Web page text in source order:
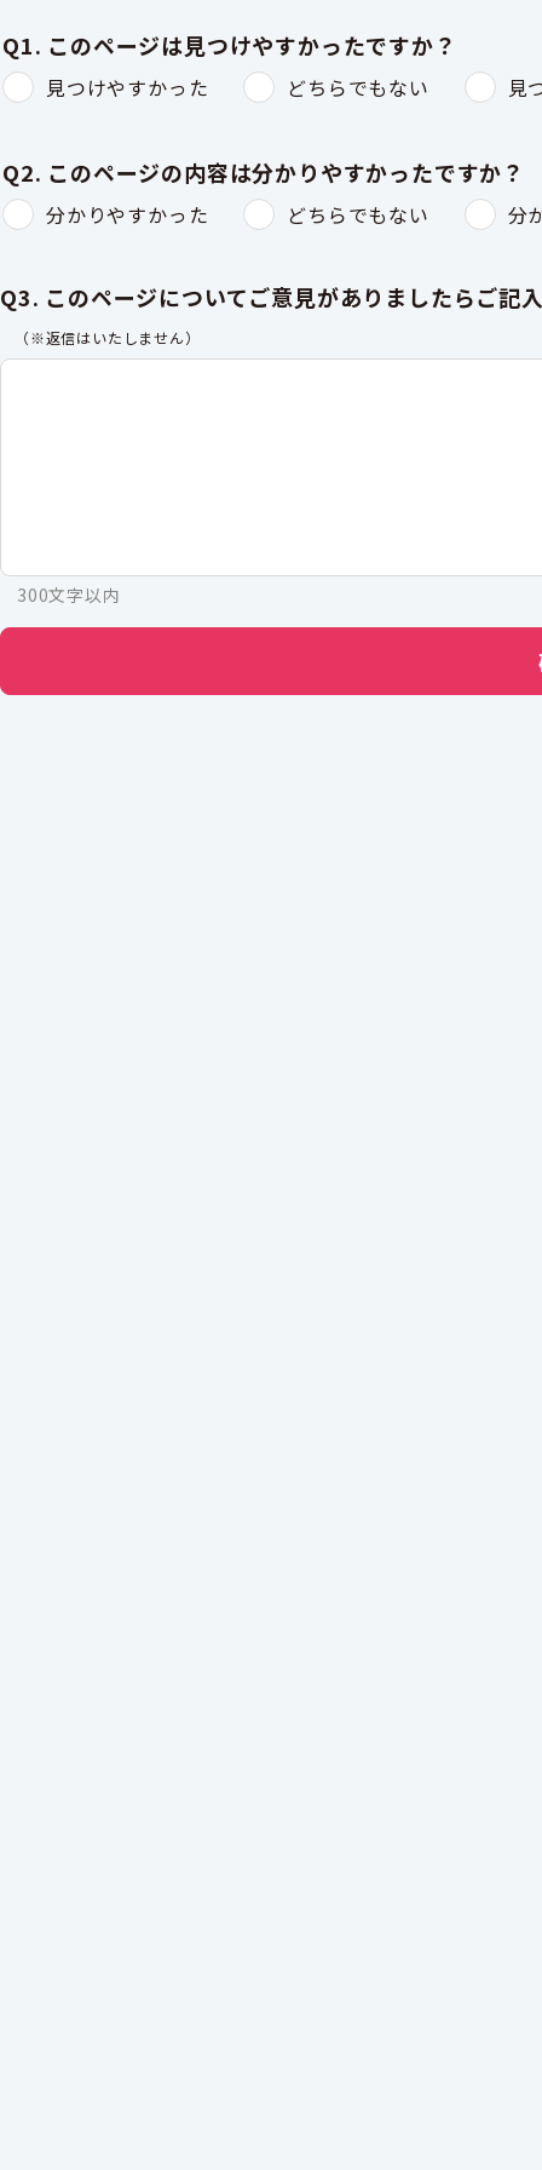
Q1. このページは見つけやすかったですか？
見つけやすかった どちらでもない 見
Q2. このページの内容は分かりやすかったですか？
分かりやすかった どちらでもない 分
Q3. このページについてご意見がありましたらご記
（※返信はいたしません）
300文字以内